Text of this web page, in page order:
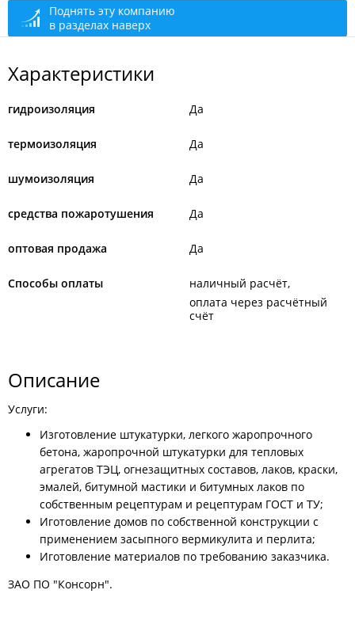
+7 (423) 200-85-11
сегодня закрыто
Поднять эту компанию
в разделах наверх
Характеристики
гидроизоляция Да
термоизоляция Да
шумоизоляция Да
средства пожаротушения Да
оптовая продажа Да
Способы оплаты
наличный расчёт
оплата через расчётный
счёт
Описание
Услуги:
Изготовление штукатурки, легкого жаропрочного
бетона, жаропрочной штукатурки для тепловых
агрегатов ТЭЦ, огнезащитных составов, лаков, краски,
эмалей, битумной мастики и битумных лаков по
собственным рецептурам и рецептурам ГОСТ и ТУ;
Иготовление домов по собственной конструкции с
применением засыпного вермикулита и перлита;
Иготовление материалов по требованию заказчика.
ЗАО ПО "Консорн".